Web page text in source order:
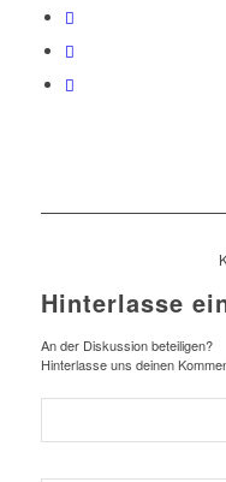
Hinterlasse
An der Diskussion beteiligen?
Hinterlasse uns deinen